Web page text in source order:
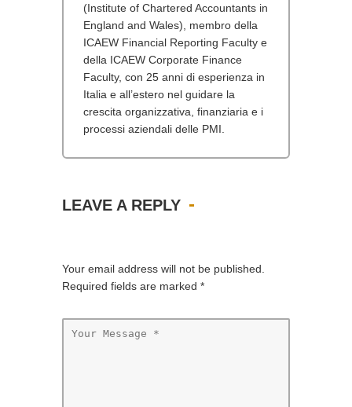
(Institute of Chartered Accountants in
England and Wales), membro della
ICAEW Financial Reporting Faculty e
della ICAEW Corporate Finance
Faculty, con 25 anni di esperienza in
Italia e all’estero nel guidare la
crescita organizzativa, finanziaria e i
processi aziendali delle PMI.
LEAVE A REPLY
Your email address will not be published.
Required fields are marked *